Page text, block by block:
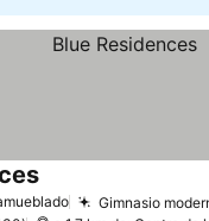
Gimnasio